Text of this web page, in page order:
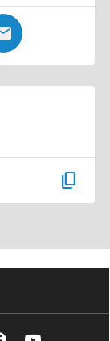
content_copy